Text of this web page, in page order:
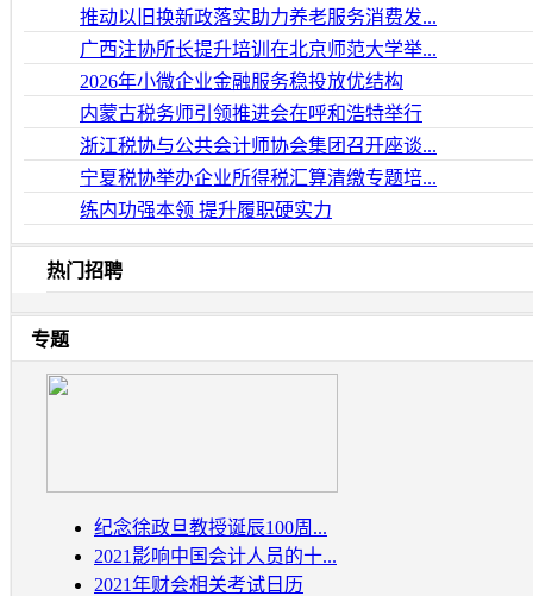
推动以旧换新政落实助力养老服务消费发...
广西注协所长提升培训在北京师范大学举...
2026年小微企业金融服务稳投放优结构
内蒙古税务师引领推进会在呼和浩特举行
浙江税协与公共会计师协会集团召开座谈...
宁夏税协举办企业所得税汇算清缴专题培...
练内功强本领 提升履职硬实力
热门招聘
专题
纪念徐政旦教授诞辰100周...
2021影响中国会计人员的十...
2021年财会相关考试日历